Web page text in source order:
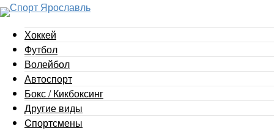
Хоккей
Футбол
Волейбол
Автоспорт
Бокс / Кикбоксинг
Другие виды
Cпортсмены